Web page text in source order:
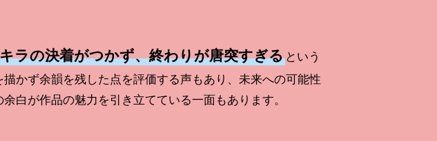
ラの決着がつかず、終わりが唐突すぎる という
かず余韻を残した点を評価する声もあり、未来への可能性
白が作品の魅力を引き立てている一面もあります。